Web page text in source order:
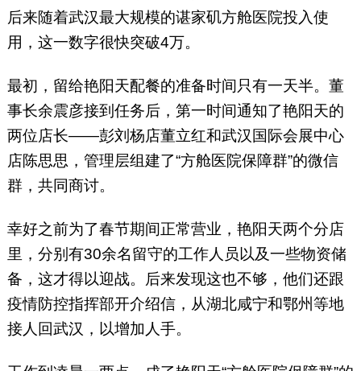
后来随着武汉最大规模的谌家矶方舱医院投入使
用，这一数字很快突破4万。
最初，留给艳阳天配餐的准备时间只有一天半。董
事长余震彦接到任务后，第一时间通知了艳阳天的
两位店长——彭刘杨店董立红和武汉国际会展中心
店陈思思，管理层组建了“方舱医院保障群”的微信
群，共同商讨。
幸好之前为了春节期间正常营业，艳阳天两个分店
里，分别有30余名留守的工作人员以及一些物资储
备，这才得以迎战。后来发现这也不够，他们还跟
疫情防控指挥部开介绍信，从湖北咸宁和鄂州等地
接人回武汉，以增加人手。